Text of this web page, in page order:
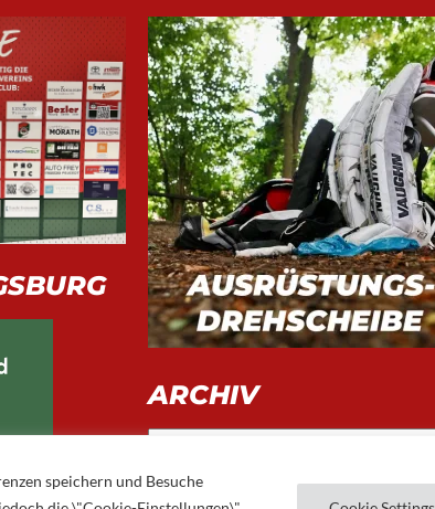
speichern und Besuche
ARCHIV
Archiv